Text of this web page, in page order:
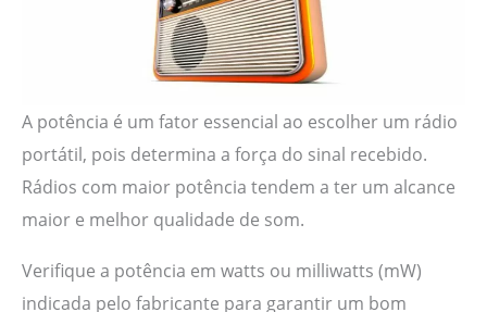
A potência é um fator essencial ao escolher um rádio
portátil, pois determina a força do sinal recebido.
Rádios com maior potência tendem a ter um alcance
maior e melhor qualidade de som.
Verifique a potência em watts ou milliwatts (mW)
indicada pelo fabricante para garantir um bom